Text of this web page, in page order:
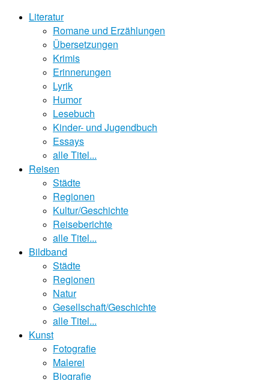
Literatur
Romane und Erzählungen
Übersetzungen
Krimis
Erinnerungen
Lyrik
Humor
Lesebuch
Kinder- und Jugendbuch
Essays
alle Titel...
Reisen
Städte
Regionen
Kultur/Geschichte
Reiseberichte
alle Titel...
Bildband
Städte
Regionen
Natur
Gesellschaft/Geschichte
alle Titel...
Kunst
Fotografie
Malerei
Biografie